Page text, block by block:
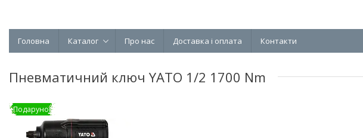
Головна Каталог Про нас Доставка і оплата Контакти
Пневматичний ключ YATO 1/2 1700 Nm
Подарунок